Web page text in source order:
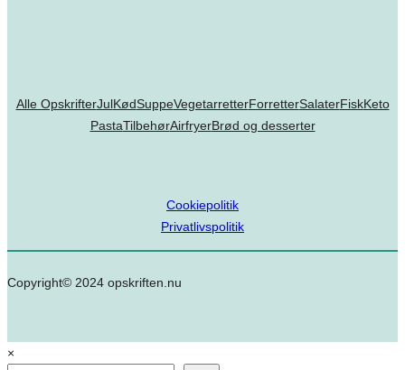
Alle OpskrifterJulKødSuppeVegetarretterForretterSalaterFiskKeto
PastaTilbehørAirfryerBrød og desserter
Cookiepolitik
Privatlivspolitik
Copyright© 2024 opskriften.nu
×